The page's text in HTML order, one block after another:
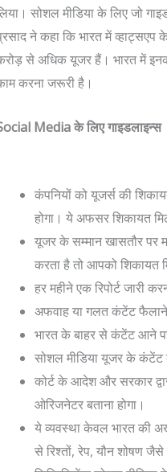
सोशल मीडिया के लिए जो
ने कहा कि भारत में
से अधिक यूजर हैं। भारत में
करना जरूरी है।
Media के लिए गाइडलाइन्स
कंपनियों को यूजर्स की
होगा। ये अफसर शिकायत
यूजर के सम्मान खासतौर पर
करता है तो आपको शिकायत
हर महीने एक रिपोर्ट जारी
अफवाह या गलत कंटेंट फैलाने
भारत के बाहर से कंटेंट आने
सोशल मीडिया यूजर के कंटेंट
कोर्ट के आदेश और सरकार
ओरिजनेटर बताना होगा।
ये व्यवस्था केवल भारत की
से रिश्तों, रेप, यौन शोषण जैसे
एण्ड
रहता है।
रैंक कभी भी रिटायर
है जो रिटायर
N Hoon (Retd)